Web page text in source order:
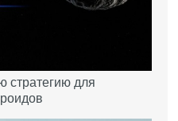
стратегию для